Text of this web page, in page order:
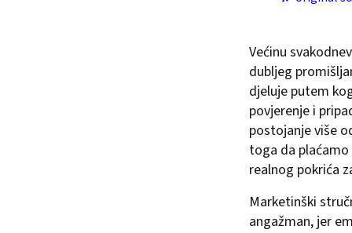
Većinu
dubljeg
djeluje putem
povjerenje i
postojanje više
toga da plaćamo
realnog pokrića
Marketinški
angažman, jer